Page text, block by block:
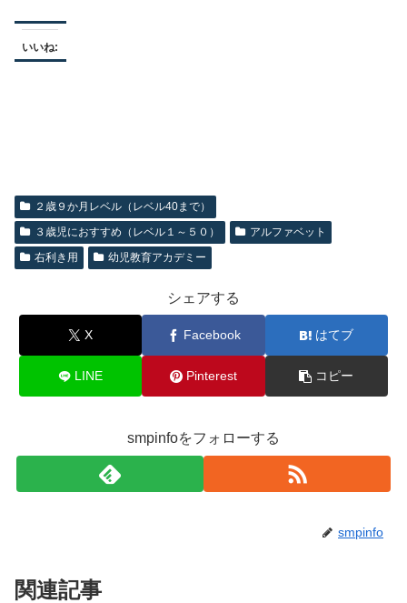
いいね:
２歳９か月レベル（レベル40まで）
３歳児におすすめ（レベル１～５０）
アルファベット
右利き用
幼児教育アカデミー
シェアする
X Facebook はてブ
LINE Pinterest コピー
smpinfoをフォローする
smpinfo
関連記事